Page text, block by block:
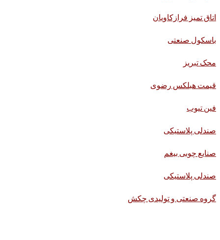
اتاق تمیز فرازکاویان
باسکول صنعتی
محک تبریز
قیمت هبلکس رضوی
فین تیوب
صندلی پلاستیکی
صنایع چوبی بیغم
صندلی پلاستیکی
گروه صنعتی و تولیدی چکش